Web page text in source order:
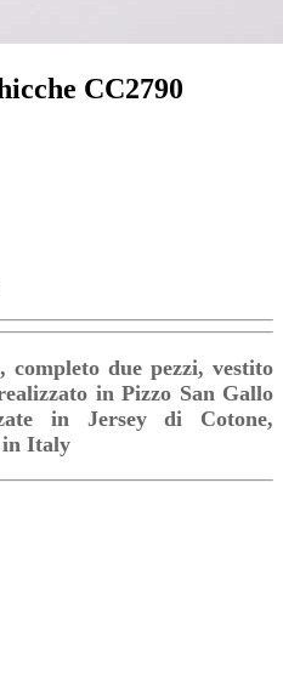
CC2790
completo due pezzi, vestito
in Pizzo San Gallo
in Jersey di Cotone,
in Italy